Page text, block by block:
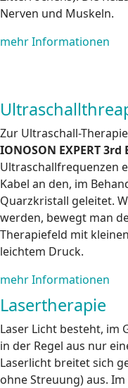
Nerven und Muskeln.
mehr Informationen
Zur Ultraschall-
IONOSON EXPERT
Ultraschallfrequenzen
Kabel an den, im
Quarzkristall geleitet.
werden, bewegt man
Therapiefeld mit
leichtem Druck.
mehr Informationen
Lasertherapie
Laser Licht besteht, im
in der Regel aus nur
Laserlicht breitet sich
ohne Streuung) aus.